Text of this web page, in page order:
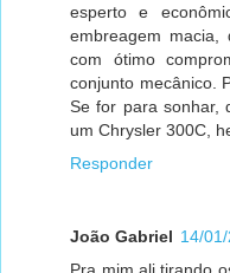
esperto e
embreagem macia,
com ótimo
conjunto mecânico.
Se for para sonhar,
um Chrysler 300C,
Responder
João Gabriel 14/
Pra mim ali,tirando